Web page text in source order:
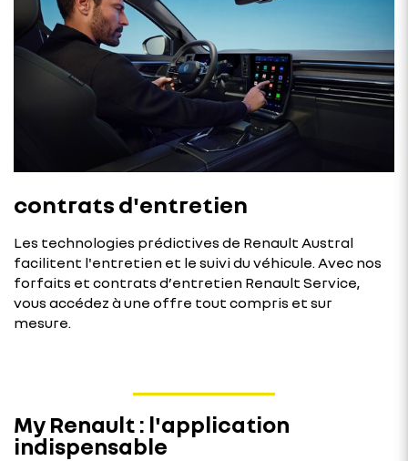
contrats d'entretien
Les technologies prédictives de Renault Austral
facilitent l'entretien et le suivi du véhicule. Avec nos
forfaits et contrats d’entretien Renault Service,
vous accédez à une offre tout compris et sur
mesure.
My Renault : l'application
indispensable